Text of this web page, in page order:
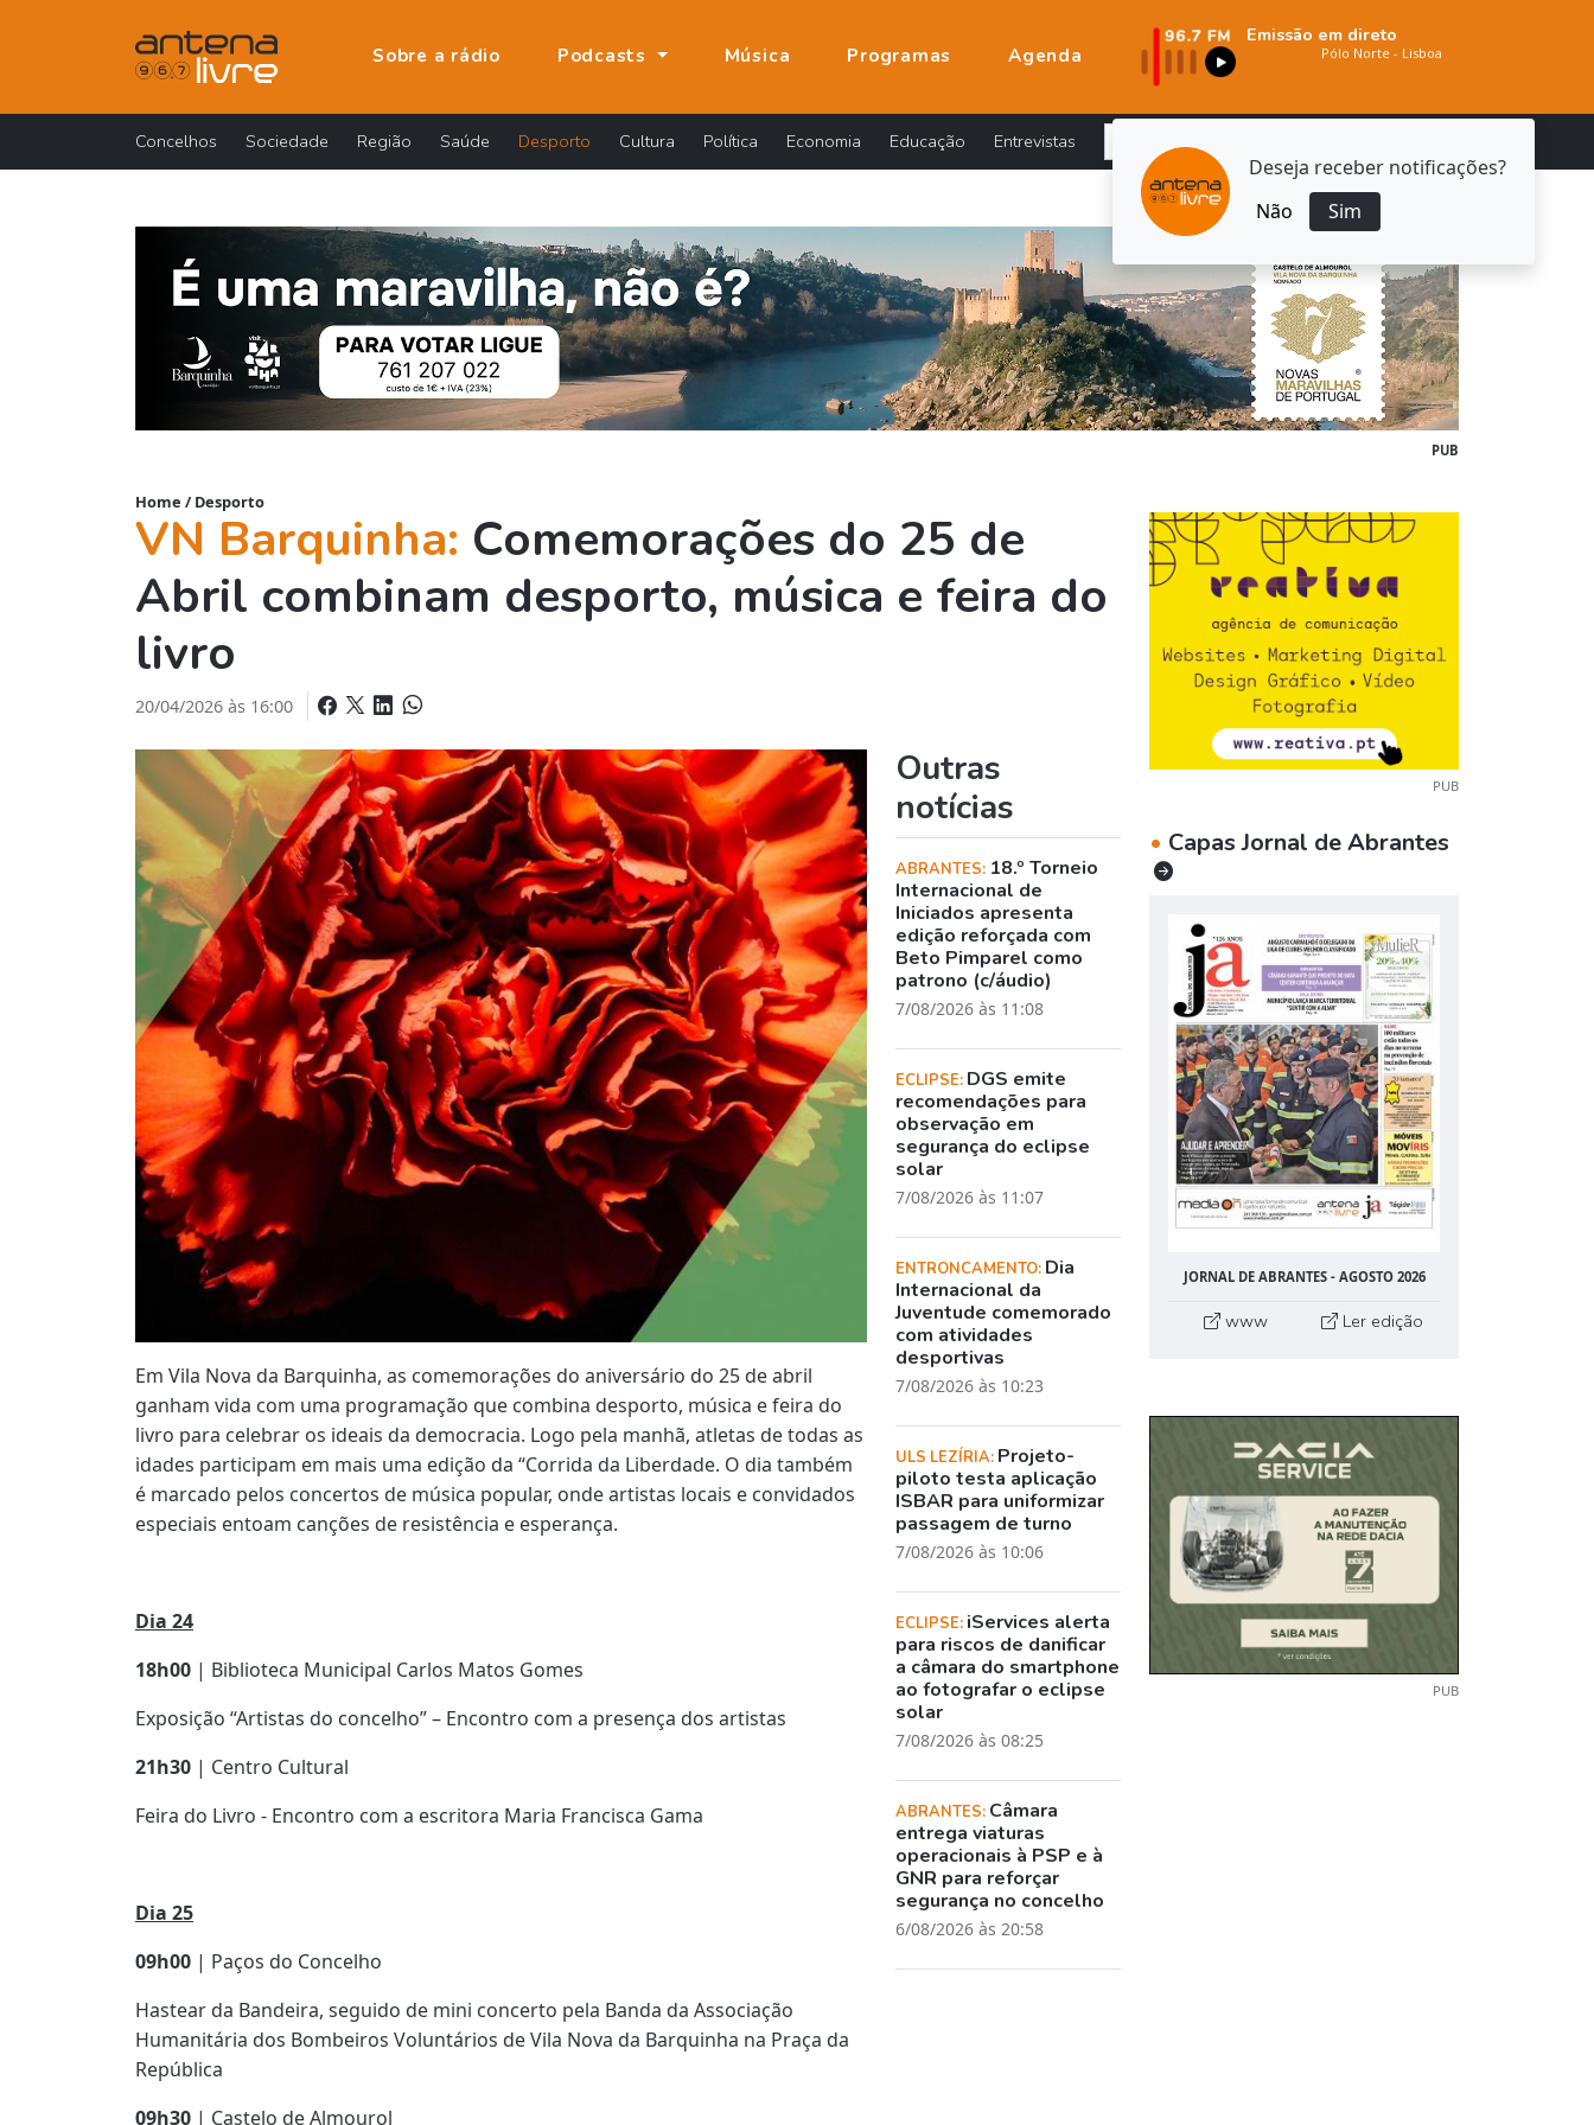
Deseja receber notificações?
Não
Sim
Sobre a rádio Podcasts Música Programas Agenda
Emissão em direto
Concelhos Sociedade Região Saúde Desporto Cultura Política Economia Educação Entrevistas
PUB
Home / Desporto
VN Barquinha: Comemorações do 25 de
Abril combinam desporto, música e feira do
livro
20/04/2026 às 16:00
Em Vila Nova da Barquinha, as comemorações do aniversário do 25 de abril
ganham vida com uma programação que combina desporto, música e feira do
livro para celebrar os ideais da democracia. Logo pela manhã, atletas de todas as
idades participam em mais uma edição da “Corrida da Liberdade. O dia também
é marcado pelos concertos de música popular, onde artistas locais e convidados
especiais entoam canções de resistência e esperança.
Dia 24
18h00 | Biblioteca Municipal Carlos Matos Gomes
Exposição “Artistas do concelho” – Encontro com a presença dos artistas
21h30 | Centro Cultural
Feira do Livro - Encontro com a escritora Maria Francisca Gama
Dia 25
09h00 | Paços do Concelho
Hastear da Bandeira, seguido de mini concerto pela Banda da Associação
Humanitária dos Bombeiros Voluntários de Vila Nova da Barquinha na Praça da
República
09h30 | Castelo de Almourol
Outras
notícias
ABRANTES: 18.º Torneio
Internacional de
Iniciados apresenta
edição reforçada com
Beto Pimparel como
patrono (c/áudio)
7/08/2026 às 11:08
ECLIPSE: DGS emite
recomendações para
observação em
segurança do eclipse
solar
7/08/2026 às 11:07
ENTRONCAMENTO: Dia
Internacional da
Juventude comemorado
com atividades
desportivas
7/08/2026 às 10:23
ULS LEZÍRIA: Projeto-
piloto testa aplicação
ISBAR para uniformizar
passagem de turno
7/08/2026 às 10:06
ECLIPSE: iServices alerta
para riscos de danificar
a câmara do smartphone
ao fotografar o eclipse
solar
7/08/2026 às 08:25
ABRANTES: Câmara
entrega viaturas
operacionais à PSP e à
GNR para reforçar
segurança no concelho
6/08/2026 às 20:58
PUB
• Capas Jornal de Abrantes
JORNAL DE ABRANTES - AGOSTO 2026
www Ler edição
PUB